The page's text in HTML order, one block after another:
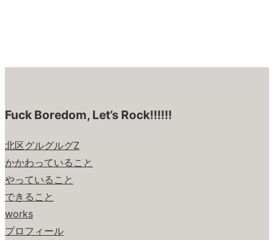
Fuck Boredom, Let’s Rock!!!!!!
北区グルグルグZ
かかわっていること
やっていること
できること
works
プロフィール